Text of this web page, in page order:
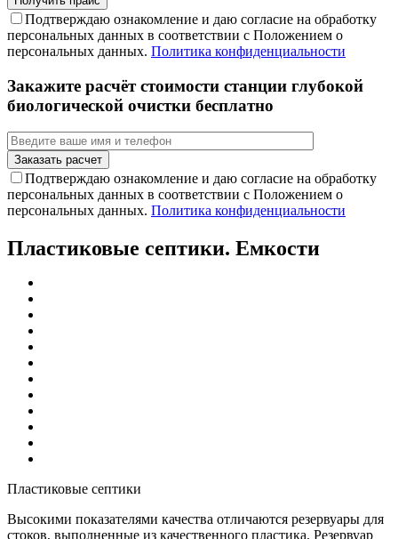
Подтверждаю ознакомление и даю согласие на обработку
персональных данных в соответствии с Положением о
персональных данных. Политика конфиденциальности
Закажите расчёт стоимости станции глубокой
биологической очистки бесплатно
Подтверждаю ознакомление и даю согласие на обработку
персональных данных в соответствии с Положением о
персональных данных. Политика конфиденциальности
Пластиковые септики. Емкости
Пластиковые септики
Высокими показателями качества отличаются резервуары для
стоков, выполненные из качественного пластика. Резервуар